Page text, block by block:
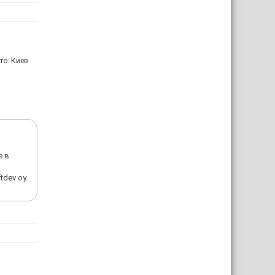
Киев
в
oy.